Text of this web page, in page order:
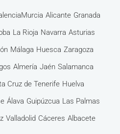
Murcia Alicante Granada
La Rioja Navarra Asturias
Málaga Huesca Zaragoza
Almería Jaén Salamanca
Cruz de Tenerife Huelva
Álava Guipúzcua Las Palmas
Valladolid Cáceres Albacete